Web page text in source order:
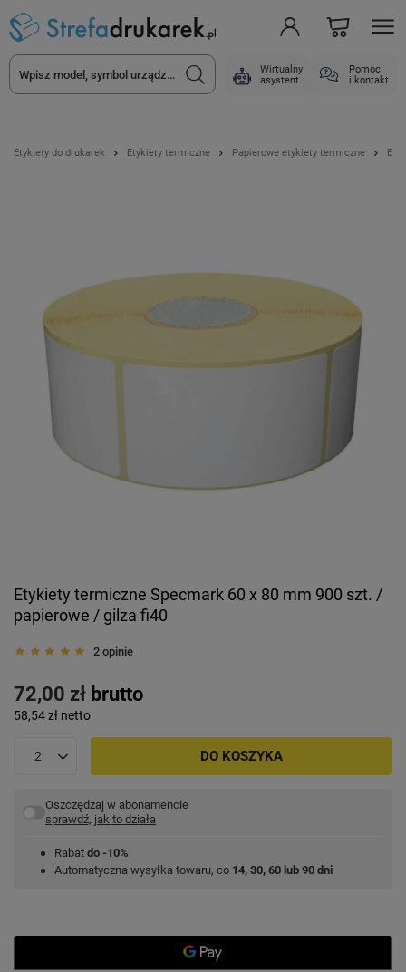
Wirtualny
asystent
Pomoc
i kontakt
Etykiety do drukarek Etykiety termiczne Papierowe etykiety termiczne
Etykiety termiczne Specmark 60 x 80 mm 900 szt. /
papierowe / gilza fi40
2 opinie
72,00 zł brutto
58,54 zł netto
DO KOSZYKA
Oszczędzaj w abonamencie
sprawdź, jak to działa
Rabat do -10%
Automatyczna wysyłka towaru, co 14, 30, 60 lub 90 dni